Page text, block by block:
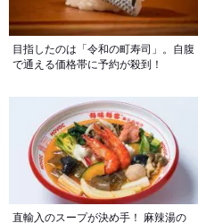
目指したのは「令和の町寿司」。自腹
で通える価格帯に予約が殺到！
直輸入のスープが決め手！ 麻辣湯の